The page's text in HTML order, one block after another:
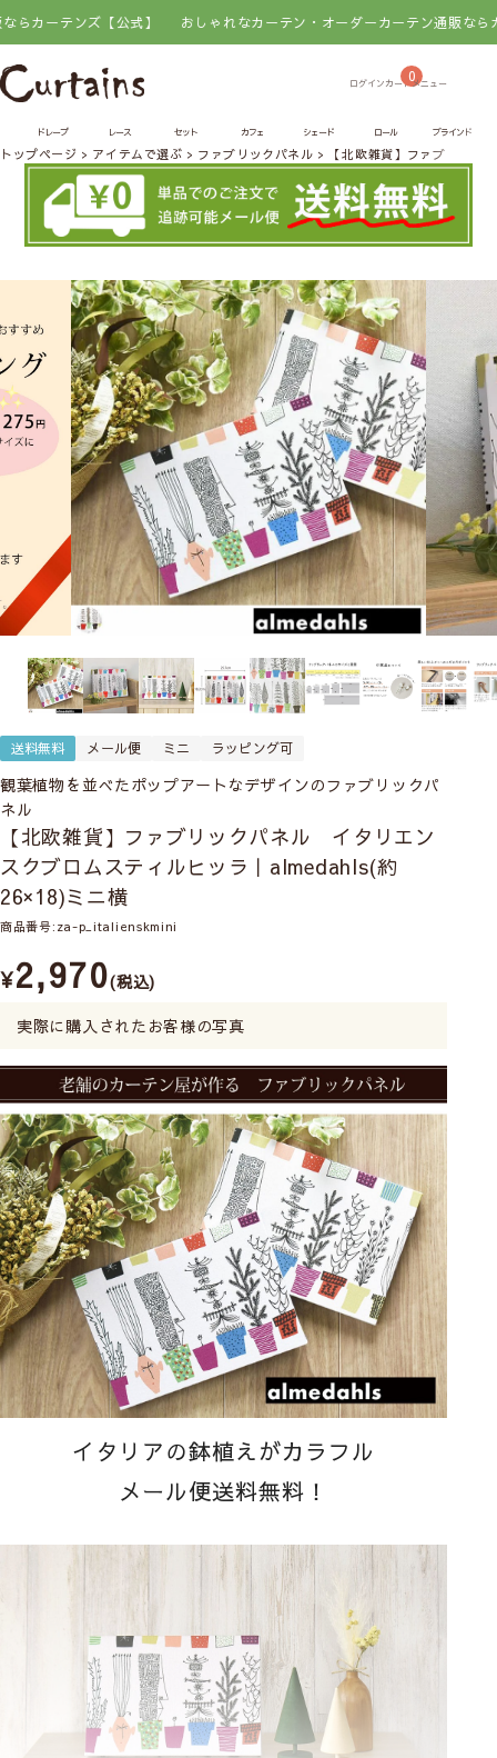
テンズ【公式】 おしゃれなカーテン・オーダーカーテン通販ならカーテ
0
ドレープ レース セット カフェ シェード ロール ブラインド
トップページ アイテムで選ぶ ファブリックパネル 【北欧雑貨】ファブリッ
送料無料 メール便 ミニ ラッピング可
観葉植物を並べたポップアートなデザインのファブリックパ
ネル
【北欧雑貨】ファブリックパネル イタリエン
スクブロムスティルヒッラ｜almedahls(約
26×18)ミニ横
商品番号 za-p_italienskmini
¥2,970 税込
実際に購入されたお客様の写真
イタリアの鉢植えがカラフル
メール便送料無料！